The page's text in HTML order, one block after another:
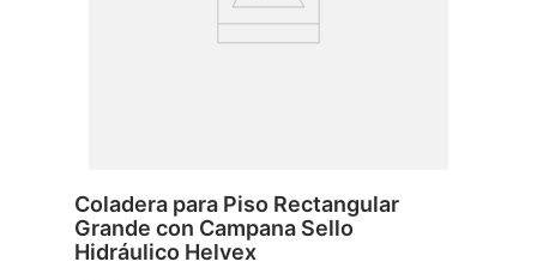
Coladera para Piso Rectangular
Grande con Campana Sello
Hidráulico Helvex